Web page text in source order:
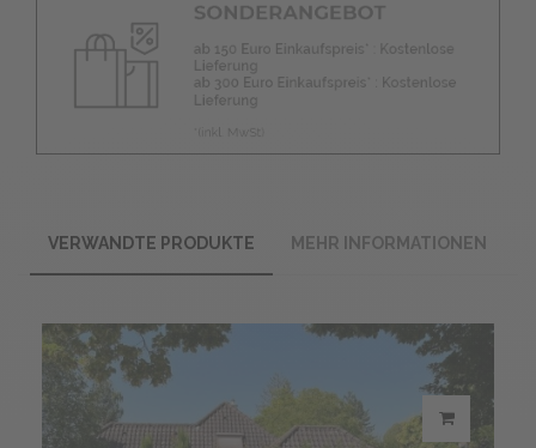
VERWANDTE PRODUKTE MEHR INFORMATIONEN